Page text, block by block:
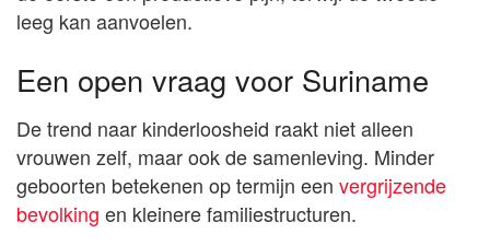
leeg kan aanvoelen.
Een open vraag voor Suriname
De trend naar kinderloosheid raakt niet alleen
vrouwen zelf, maar ook de samenleving. Minder
geboorten betekenen op termijn een vergrijzende
bevolking en kleinere familiestructuren.